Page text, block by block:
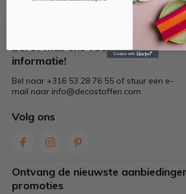
Bel of mail ons voor meer
informatie!
Bel naar +316 53 28 76 55 of stuur een e-
mail naar info@decostoffen.com
Volg ons
Ontvang de nieuwste
promoties